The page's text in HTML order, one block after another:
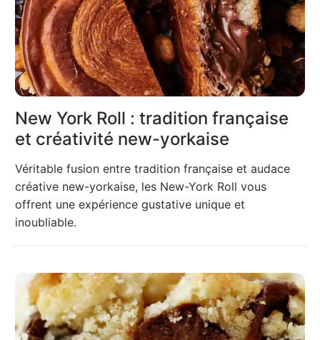
New York Roll : tradition française
et créativité new-yorkaise
Véritable fusion entre tradition française et audace
créative new-yorkaise, les New-York Roll vous
offrent une expérience gustative unique et
inoubliable.